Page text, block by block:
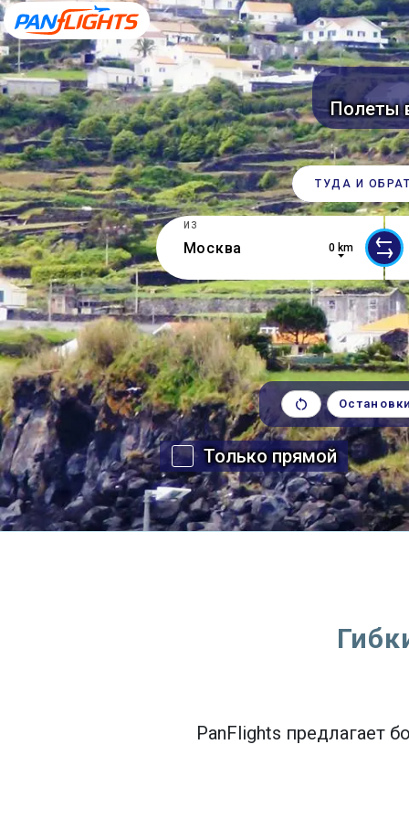
Полеты
ТУДА И
0 results are available, use up and
ИЗ
0 km
2
Остановки
Только прямой
PanFlights предлагает